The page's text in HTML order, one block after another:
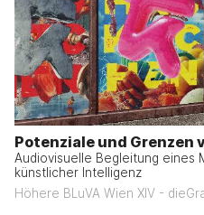
Potenziale und Grenzen
Audiovisuelle Begleitung eines
künstlicher Intelligenz
Höhere BLuVA Wien XIV -